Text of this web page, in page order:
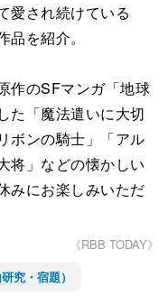
愛され続けている
を紹介。
作のSFマンガ「地球
た「魔法遣いに大切
ボンの騎士」「アル
将」などの懐かしい
みにお楽しみいただ
《RBB TODAY》
究・宿題）